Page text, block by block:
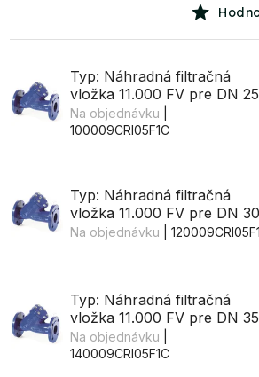
Typ: Náhradná filtračná
vložka 11.000 FV pre DN
Na objednávku
100009CRI05F1C
Typ: Náhradná filtračná
vložka 11.000 FV pre DN
Na objednávku |
Typ: Náhradná filtračná
vložka 11.000 FV pre DN
Na objednávku
140009CRI05F1C